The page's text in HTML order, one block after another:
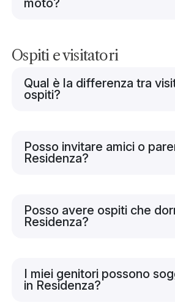
Ospiti e visitatori
Qual è la differenza tra
ospiti?
Posso invitare amici o
Residenza?
Posso avere ospiti che
Residenza?
I miei genitori possono
in Residenza?